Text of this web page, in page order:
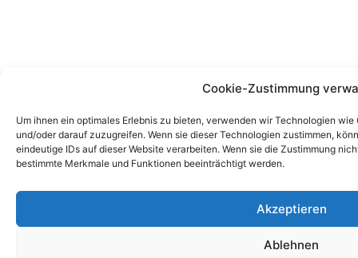
Cookie-Zustimmung
Um ihnen ein optimales Erlebnis zu bieten, verwenden wir Technologien
und/oder darauf zuzugreifen. Wenn sie dieser Technologien zustimmen,
eindeutige IDs auf dieser Website verarbeiten. Wenn sie die Zustimmung
bestimmte Merkmale und Funktionen beeinträchtigt werden.
Akzeptieren
Ablehnen